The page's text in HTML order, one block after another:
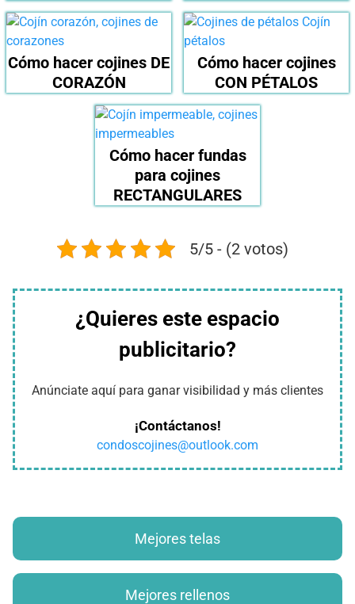
Cómo hacer cojines DE
CORAZÓN
Cómo hacer cojines
CON PÉTALOS
Cómo hacer fundas
para cojines
RECTANGULARES
5/5 - (2 votos)
¿Quieres este espacio
publicitario?
Anúnciate aquí para ganar visibilidad y más clientes
¡Contáctanos!
condoscojines@outlook.com
Mejores telas
Mejores rellenos